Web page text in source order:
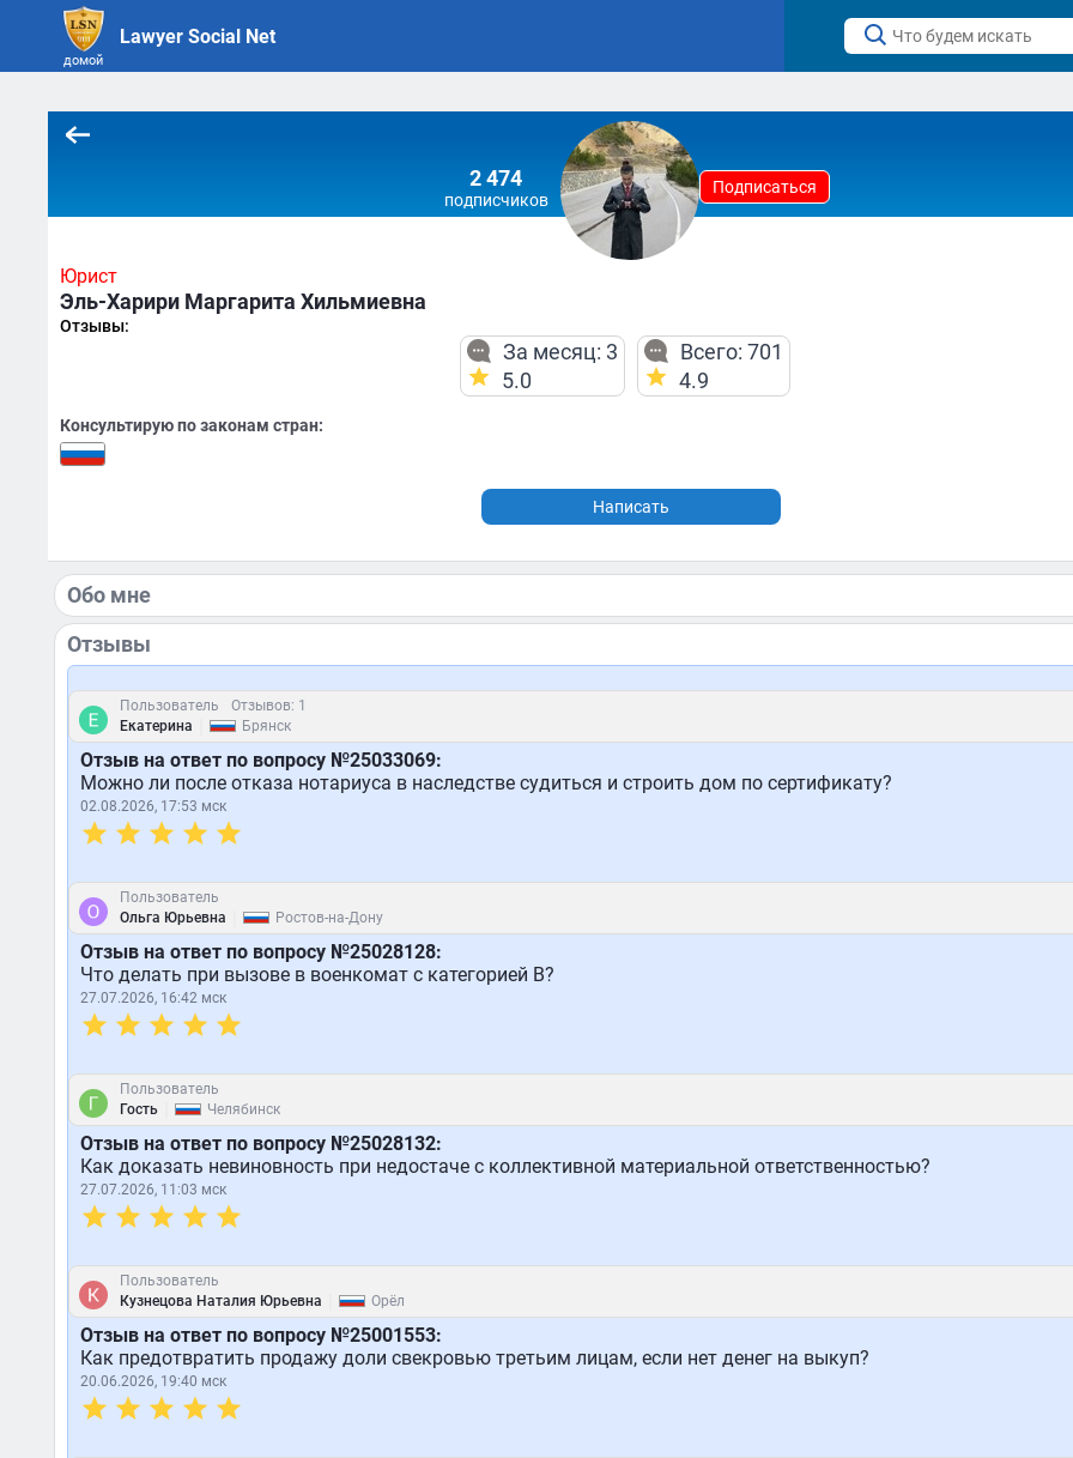
домой
Lawyer Social Net
2 474
подписчиков
Подписаться
Юрист
Эль-Харири Маргарита Хильмиевна
Отзывы:
За месяц: 3
5.0
Всего: 701
4.9
Консультирую по законам стран:
Написать
Обо мне
Отзывы
Пользователь
Отзывов: 1
Екатерина
Брянск
Отзыв на ответ по вопросу №25033069:
Можно ли после отказа нотариуса в наследстве судиться и строить дом по сертификату?
02.08.2026, 17:53 мск
Пользователь
Ольга Юрьевна
Ростов-на-Дону
Отзыв на ответ по вопросу №25028128:
Что делать при вызове в военкомат с категорией В?
27.07.2026, 16:42 мск
Пользователь
Гость
Челябинск
Отзыв на ответ по вопросу №25028132:
Как доказать невиновность при недостаче с коллективной материальной ответственностью?
27.07.2026, 11:03 мск
Пользователь
Кузнецова Наталия Юрьевна
Орёл
Отзыв на ответ по вопросу №25001553:
Как предотвратить продажу доли свекровью третьим лицам, если нет денег на выкуп?
20.06.2026, 19:40 мск